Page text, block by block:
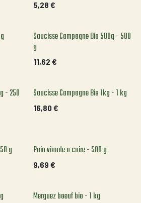
5,28 €
Saucisse Campagne Bio 500g - 500
g
11,62 €
- 250
Saucisse Campagne Bio 1kg - 1 kg
16,80€
g Pain viande a cuire - 500 g
9,69 €
Merguez boeuf bio - 1 kg